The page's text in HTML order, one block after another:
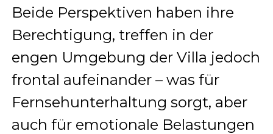
Beide Perspektiven haben ihre
Berechtigung, treffen in der
engen Umgebung der Villa jedoch
frontal aufeinander – was für
Fernsehunterhaltung sorgt, aber
auch für emotionale Belastungen